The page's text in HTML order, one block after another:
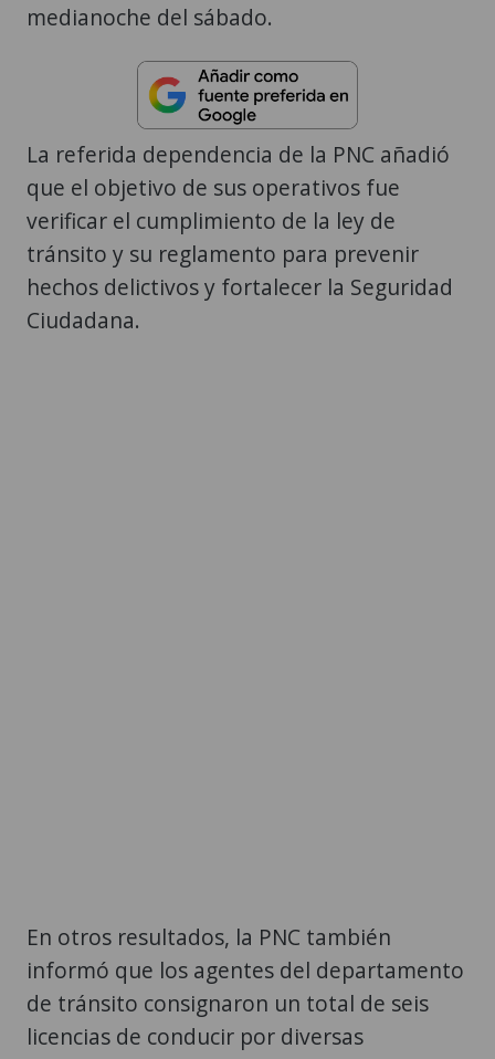
medianoche del sábado.
La referida dependencia de la PNC añadió
que el objetivo de sus operativos fue
verificar el cumplimiento de la ley de
tránsito y su reglamento para prevenir
hechos delictivos y fortalecer la Seguridad
Ciudadana.
En otros resultados, la PNC también
informó que los agentes del departamento
de tránsito consignaron un total de seis
licencias de conducir por diversas